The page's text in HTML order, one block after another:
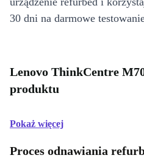
30 dni na darmowe
Lenovo ThinkCentre
produktu
Pokaż więcej
Proces odnawiania